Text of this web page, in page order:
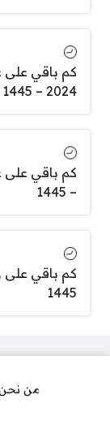
كم باقي على
2024 – 1445
– 1445
1445
من